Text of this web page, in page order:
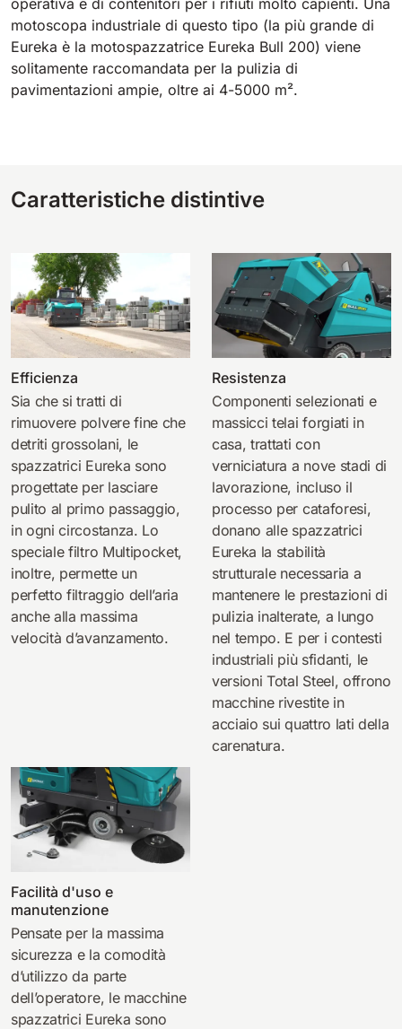
operativa e di contenitori per i rifiuti molto capienti. Una
motoscopa industriale di questo tipo (la più grande di
Eureka è la motospazzatrice Eureka Bull 200) viene
solitamente raccomandata per la pulizia di
pavimentazioni ampie, oltre ai 4-5000 m².
Caratteristiche distintive
Efficienza
Sia che si tratti di
rimuovere polvere fine che
detriti grossolani, le
spazzatrici Eureka sono
progettate per lasciare
pulito al primo passaggio,
in ogni circostanza. Lo
speciale filtro Multipocket,
inoltre, permette un
perfetto filtraggio dell’aria
anche alla massima
velocità d’avanzamento.
Resistenza
Componenti selezionati e
massicci telai forgiati in
casa, trattati con
verniciatura a nove stadi di
lavorazione, incluso il
processo per cataforesi,
donano alle spazzatrici
Eureka la stabilità
strutturale necessaria a
mantenere le prestazioni di
pulizia inalterate, a lungo
nel tempo. E per i contesti
industriali più sfidanti, le
versioni Total Steel, offrono
macchine rivestite in
acciaio sui quattro lati della
carenatura.
Facilità d'uso e
manutenzione
Pensate per la massima
sicurezza e la comodità
d’utilizzo da parte
dell’operatore, le macchine
spazzatrici Eureka sono